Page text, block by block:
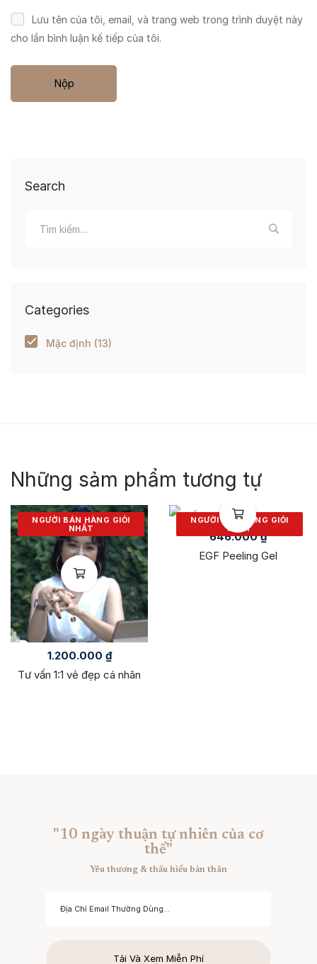
Search
Categories
Mặc định (13)
Lưu tên của tôi, email, và trang web trong trình duyệt này
cho lần bình luận kế tiếp của tôi.
Những sảm phẩm tương tự
NGƯỜI BÁN HÀNG GIỎI
NHẤT
1.200.000 ₫
Tư vấn 1:1 vẻ đẹp cá nhân
NGƯỜI BÁN HÀNG GIỎI
NHẤT
646.000₫
EGF Peeling Gel
"10 ngày thuận tự nhiên của cơ
thể"
Yêu thương & thấu hiểu bản thân
Tải Và Xem Miễn Phí